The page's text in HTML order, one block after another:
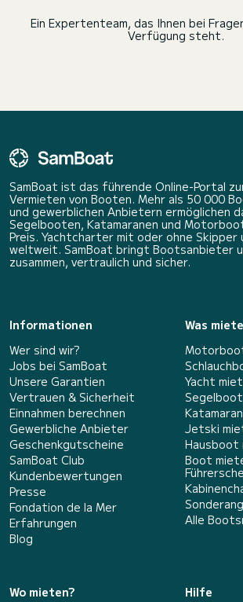
Ein Expertenteam, das Ihnen bei
Verfügung steht.
SamBoat ist das führende Online-Portal
Vermieten von Booten. Mehr als 50 000
und gewerblichen Anbietern ermöglichen
Segelbooten, Katamaranen und
Preis. Yachtcharter mit oder ohne Skipper
weltweit. SamBoat bringt Bootsanbieter
zusammen, vertraulich und sicher.
Informationen
Wer sind wir?
Jobs bei SamBoat
Unsere Garantien
Vertrauen & Sicherheit
Einnahmen berechnen
Gewerbliche Anbieter
Geschenkgutscheine
SamBoat Club
Kundenbewertungen
Presse
Fondation de la Mer
Erfahrungen
Blog
Was
Yacht
Jetski
Hausboot
Boot
Alle
Wo mieten?
Hilfe